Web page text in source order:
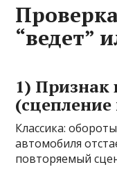
“ведет”
1) Признак
Классика:
автомобиля
повторяемый